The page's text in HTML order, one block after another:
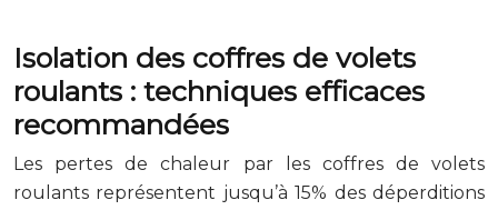
Isolation des coffres de volets
roulants : techniques efficaces
recommandées
Les pertes de chaleur par les coffres de volets
roulants représentent jusqu’à 15% des déperditions